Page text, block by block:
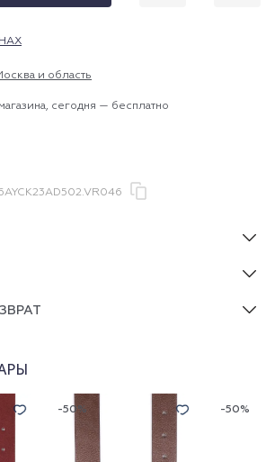
и область
сегодня — бесплатно
-50% -50%